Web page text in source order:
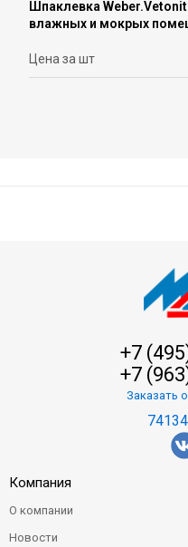
Шпаклевка
влажных и мокрых
Цена за шт
+7
+7
Заказать
Компания
О компании
Новости